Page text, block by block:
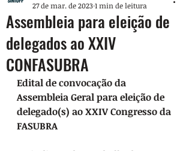
Assembleia para eleição de
delegados ao XXIV
CONFASUBRA
27 de mar. de 20231 min de leitura
Edital de convocação da
Assembleia Geral para eleição de
delegado(s) ao XXIV Congresso da
FASUBRA